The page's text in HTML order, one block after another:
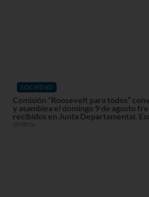
SOCIEDAD
Comisión “Roosevelt para todos”
y asamblea el domingo 9 de agosto
recibidos en Junta Departamental.
05/08/26